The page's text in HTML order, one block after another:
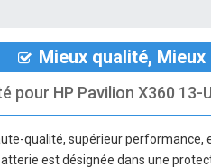
Mieux qualité, Mieux
pour HP Pavilion X360 13-
qualité, supérieur performance,
est désignée dans une